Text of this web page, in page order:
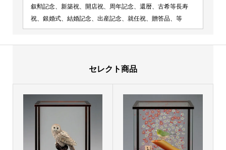
叙勲記念、新築祝、開店祝、周年記念、還暦、古希等長寿
祝、銀婚式、結婚記念、出産記念、就任祝、贈答品、等
セレクト商品